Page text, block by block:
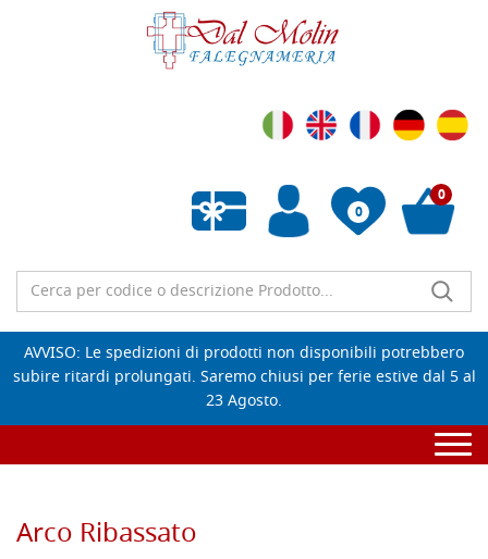
0
Wishlist vuota
0
AVVISO: Le spedizioni di prodotti non disponibili potrebbero
subire ritardi prolungati. Saremo chiusi per ferie estive dal 5 al
23 Agosto.
Arco Ribassato